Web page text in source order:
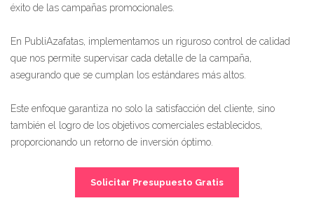
éxito de las campañas promocionales.
En PubliAzafatas, implementamos un riguroso control de calidad
que nos permite supervisar cada detalle de la campaña,
asegurando que se cumplan los estándares más altos.
Este enfoque garantiza no solo la satisfacción del cliente, sino
también el logro de los objetivos comerciales establecidos,
proporcionando un retorno de inversión óptimo.
Solicitar Presupuesto Gratis